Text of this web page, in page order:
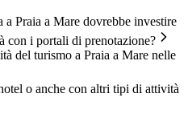
a Praia a Mare dovrebbe investire
con i portali di prenotazione?
del turismo a Praia a Mare nelle
o anche con altri tipi di attività